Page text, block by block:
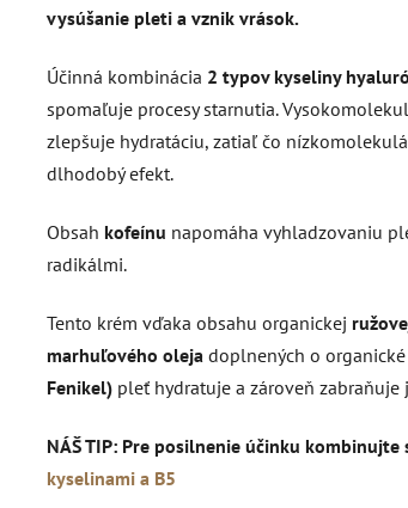
vysúšanie pleti a vznik vrások.
Účinná kombinácia 2 typov kyseliny
spomaľuje procesy starnutia.
zlepšuje hydratáciu, zatiaľ čo
dlhodobý efekt.
Obsah kofeínu napomáha vyhladzovaniu
radikálmi.
Tento krém vďaka obsahu organickej
marhuľového oleja doplnených o
Fenikel) pleť hydratuje a zároveň zabraňuje
NÁŠ TIP: Pre posilnenie účinku kombinujte
kyselinami a B5